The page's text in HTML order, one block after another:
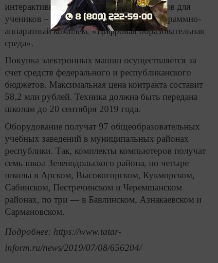
интерактивная доска, а также 10 ноутбуков для
учеников – все это включено в один программно-
аппаратный комплекс «Цифровая образовательная
среда».
Покупка электронных машин осуществляется за
счет средств федерального и республиканского
бюджетов. Максимальная цена контракта составит
58,2 млн рублей. Техника должна быть передана
школам до 20 сентября 2019 года.
Оборудование получат 97 общеобразовательных
учебных заведений в муниципальных районах
республики. Так, комплекты компьютеров получат
семь школ Зеленодольского района, по четыре
школы в Арском, Высокогорском, Кукморском,
Сабинском, Пестречинском и Черемшанском
районах, по три — в Бавлинском, Азнакаевском и
Сармановском.
Подробнее: https://www.tatar-
inform.ru/news/2019/07/08/656204/